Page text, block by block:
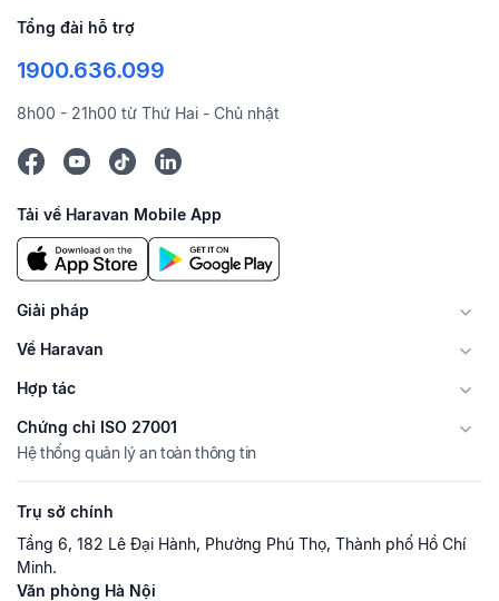
Tổng đài hỗ trợ
1900.636.099
8h00 - 21h00 từ Thứ Hai - Chủ nhật
Tải về Haravan Mobile App
Giải pháp
Về Haravan
Hợp tác
Chứng chỉ ISO 27001
Hệ thống quản lý an toàn thông tin
Trụ sở chính
Tầng 6, 182 Lê Đại Hành, Phường Phú Thọ, Thành phố Hồ Chí
Minh.
Văn phòng Hà Nội